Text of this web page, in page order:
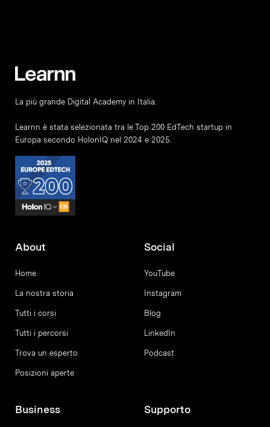
La più grande Digital Academy in Italia.
Learnn è stata selezionata tra le Top 200 EdTech startup in
Europa secondo HolonIQ nel 2024 e 2025.
About
Home
La nostra storia
Tutti i corsi
Tutti i percorsi
Trova un esperto
Posizioni aperte
Social
YouTube
Instagram
Blog
LinkedIn
Podcast
Business Supporto